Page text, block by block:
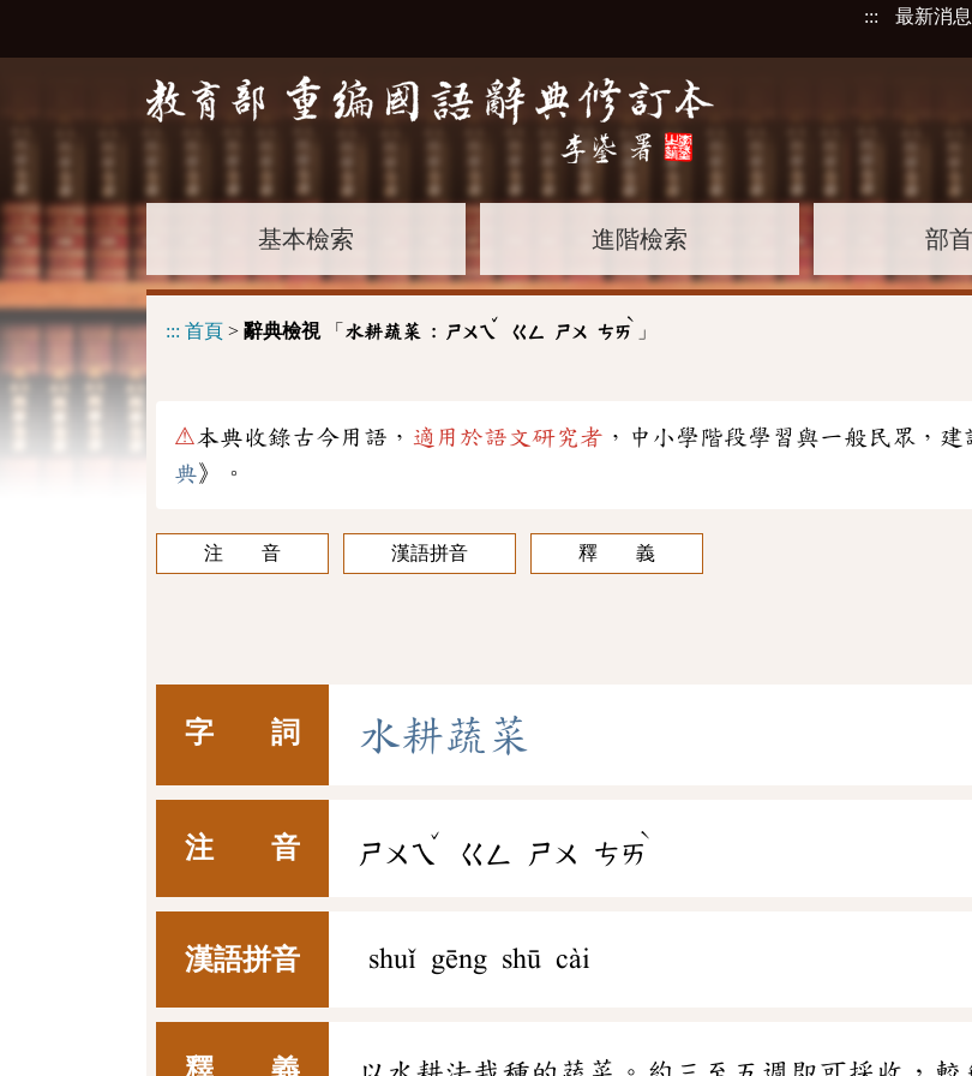
::: 最新消息
基本檢索 進階檢索 部
::: 首頁 > 辭典檢視「 水耕蔬菜 : ㄕㄨㄟ
ˇ
ㄍㄥ ㄕㄨ ㄘㄞ
ˋ
」
⚠本典收錄古今用語， 適用於語文研究者 ，中小學階段學習與一般民眾，建
典》。
注 音 漢語拼音 釋 義
字 詞 水耕蔬 菜
注 音 ㄕㄨㄟ
ˇ
ㄍㄥ ㄕㄨ ㄘㄞ
ˋ
漢語拼音 shuǐ gēng shū cài